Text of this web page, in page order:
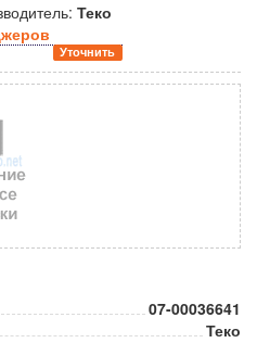
Теко
Уточнить
07-00036641
Теко